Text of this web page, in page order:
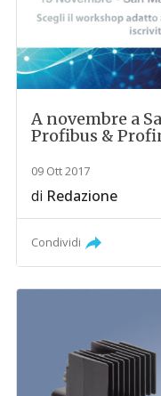
A novembre a
Profibus &
09 Ott 2017
di Redazione
Condividi